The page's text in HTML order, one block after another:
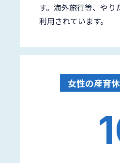
す。海外旅行等、や
利用されています。
女性の産育